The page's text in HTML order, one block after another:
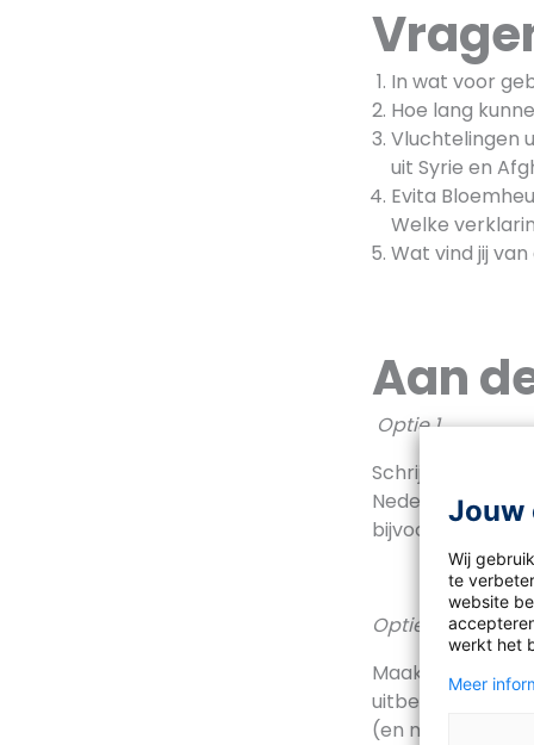
In wat voor
Hoe lang
Vluchtelingen
uit Syrie en
Evita
Welke
Wat vind jij
Aan
Optie 1
Schrijf een brief
Nederland. In
bijvoorbeeld
Optie 2
Maak op een
uitbeeldt.
(en materialen)
Jouw
Wij
te
website
werkt het
Meer